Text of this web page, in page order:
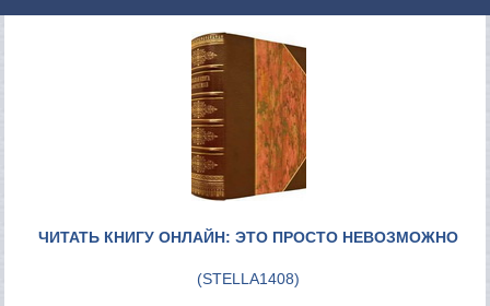
ЧИТАТЬ КНИГУ ОНЛАЙН: ЭТО ПРОСТО НЕВОЗМОЖНО
(STELLA1408)